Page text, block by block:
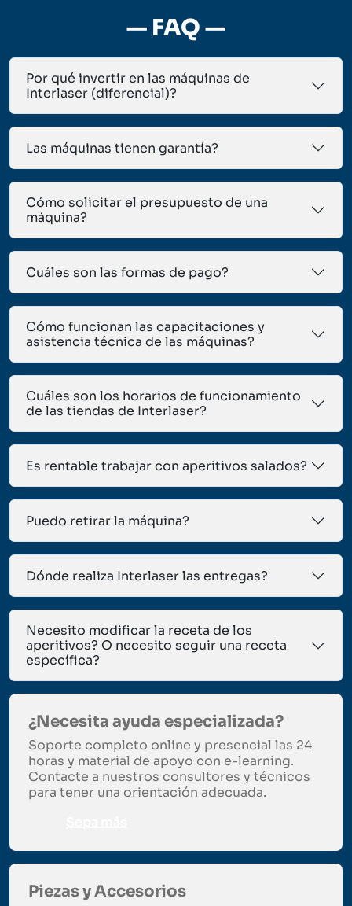
— FAQ —
Por qué invertir en las máquinas de
Interlaser (diferencial)?
Las máquinas tienen garantía?
Cómo solicitar el presupuesto de una
máquina?
Cuáles son las formas de pago?
Cómo funcionan las capacitaciones y
asistencia técnica de las máquinas?
Cuáles son los horarios de funcionamiento
de las tiendas de Interlaser?
Es rentable trabajar con aperitivos salados?
Puedo retirar la máquina?
Dónde realiza Interlaser las entregas?
Necesito modificar la receta de los
aperitivos? O necesito seguir una receta
específica?
¿Necesita ayuda especializada?
Soporte completo online y presencial las 24
horas y material de apoyo con e-learning.
Contacte a nuestros consultores y técnicos
para tener una orientación adecuada.
Piezas y Accesorios